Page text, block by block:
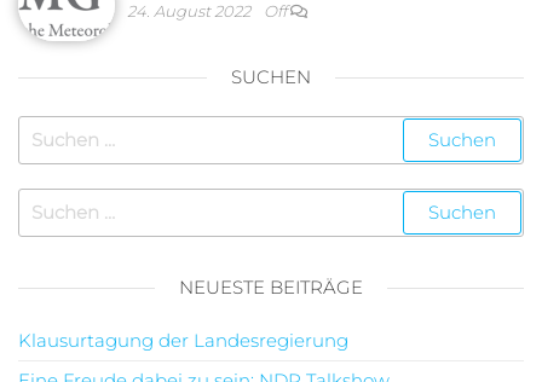
24. August 2022 Off
SUCHEN
NEUESTE BEITRÄGE
Klausurtagung der Landesregierung